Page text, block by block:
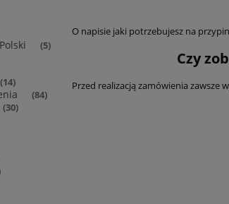
(5)
(14)
(84)
(30)
O napisie jaki potrzebujesz na
Czy
Przed realizacją zamówienia zawsze